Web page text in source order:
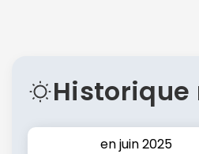
Historique
en juin 2025